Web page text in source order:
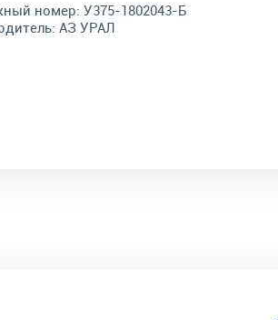
номер: У375-1802043-Б
АЗ УРАЛ